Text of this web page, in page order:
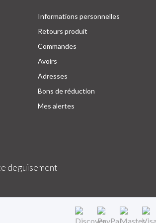
Informations personnelles
Retours produit
Commandes
Avoirs
Adresses
Bons de réduction
Mes alertes
deguisement